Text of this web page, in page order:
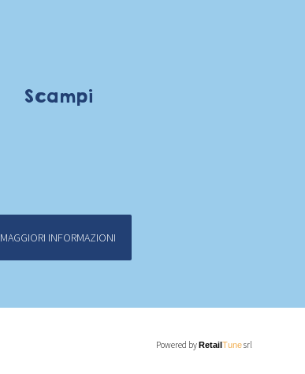
Scampi
MAGGIORI INFORMAZIONI
Powered by Retail Tunesrl